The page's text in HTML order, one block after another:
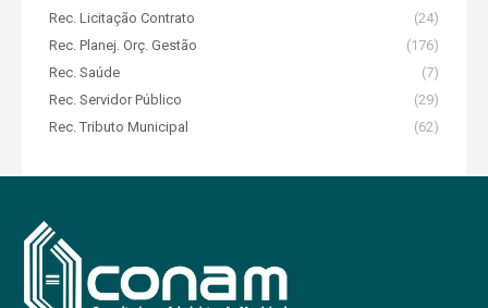
Rec. Licitação Contrato
(24)
Rec. Planej. Orç. Gestão
(176)
Rec. Saúde
(7)
Rec. Servidor Público
(29)
Rec. Tributo Municipal
(62)